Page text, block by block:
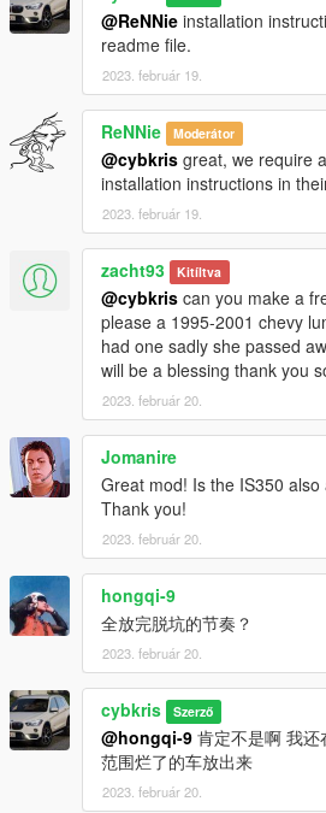
@ReNNie installation
readme file.
2023. február 19.
ReNNie Moderátor
@cybkris great, we require
installation instructions in
2023. február 19.
zacht93 Kitíltva
@cybkris can you make a
please a 1995-2001 chevy
had one sadly she passed
will be a blessing thank you
2023. február 20.
Jomanire
Great mod! Is the IS350
Thank you!
2023. február 20.
hongqi-9
全放完脱坑的节奏？
2023. február 20.
cybkris Szerző
@hongqi-9 肯定不是啊 我
范围烂了的车放出来
2023. február 20.